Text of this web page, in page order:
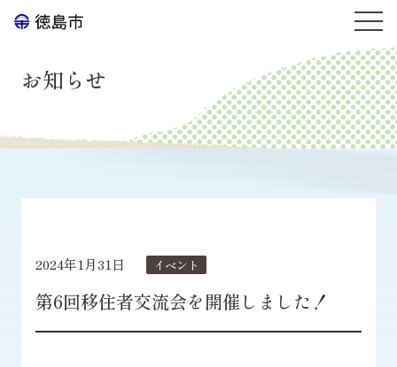
お知らせ
2024年1月31日 イベント
第6回移住者交流会を開催しました！